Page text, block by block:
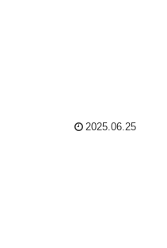
2025.06.25